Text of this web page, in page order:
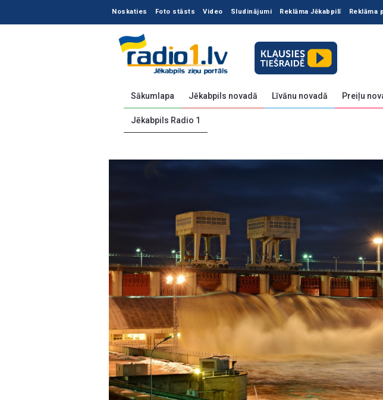
Noskaties Foto stāsts Video Sludinājumi Reklāma Jēkabpilī Reklāma
Sākumlapa Jēkabpils novadā Līvānu novadā Preiļu
Jēkabpils Radio 1